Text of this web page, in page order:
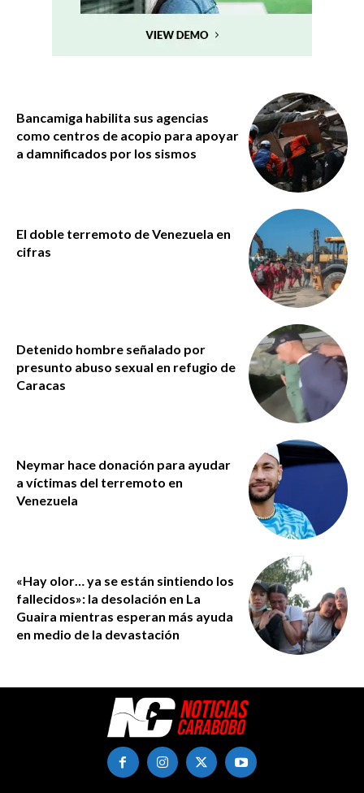
Bancamiga habilita sus agencias
como centros de acopio para apoyar
a damnificados por los sismos
El doble terremoto de Venezuela en
cifras
Detenido hombre señalado por
presunto abuso sexual en refugio de
Caracas
Neymar hace donación para ayudar
a víctimas del terremoto en
Venezuela
«Hay olor… ya se están sintiendo los
fallecidos»: la desolación en La
Guaira mientras esperan más ayuda
en medio de la devastación